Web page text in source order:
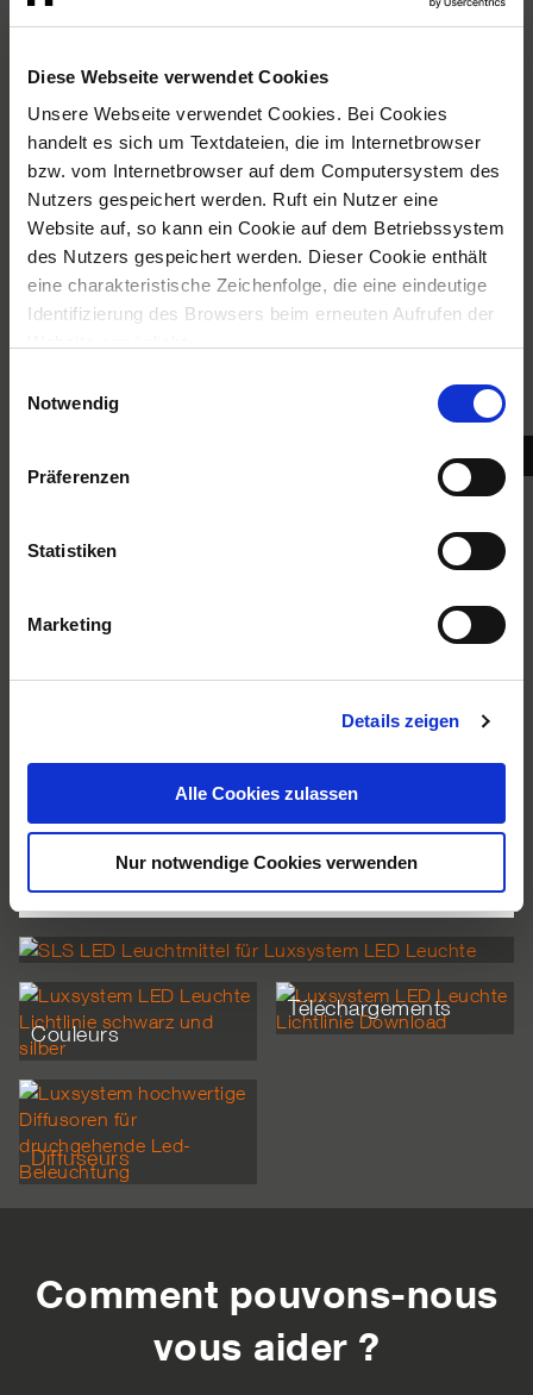
Diese Webseite verwendet Cookies
Unsere Webseite verwendet Cookies. Bei Cookies
handelt es sich um Textdateien, die im Internetbrowser
bzw. vom Internetbrowser auf dem Computersystem des
Nutzers gespeichert werden. Ruft ein Nutzer eine
Website auf, so kann ein Cookie auf dem Betriebssystem
des Nutzers gespeichert werden. Dieser Cookie enthält
eine charakteristische Zeichenfolge, die eine eindeutige
Identifizierung des Browsers beim erneuten Aufrufen der
Wir verwenden auf unserer Website darüber hinaus
Cookies, die eine Analyse des Surfverhaltens der Nutzer
ermöglichen. Weiter Informationen können Sie unserer
Datenschutzerklärung
Notwendig
Präferenzen
Statistiken
Marketing
Details zeigen
Alle Cookies zulassen
Nur notwendige Cookies verwenden
Lampe modulaire
Version des lampes
Composants du système
Sources lumineuses
Couleurs
Téléchargements
Diffuseurs
Comment pouvons-nous
vous aider ?